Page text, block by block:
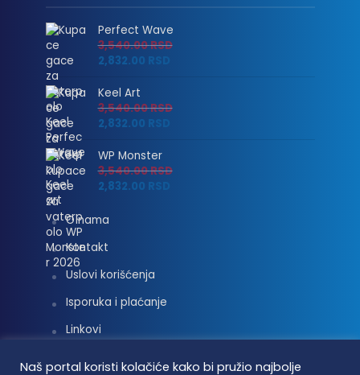
Perfect Wave
3,540.00RSD
2,832.00 RSD
Keel Art
3,540.00RSD
2,832.00 RSD
WP Monster
3,540.00RSD
2,832.00 RSD
O nama
Kontakt
Uslovi korišćenja
Isporuka i plaćanje
Linkovi
Naš portal koristi kolačiće kako bi pružio najbolje